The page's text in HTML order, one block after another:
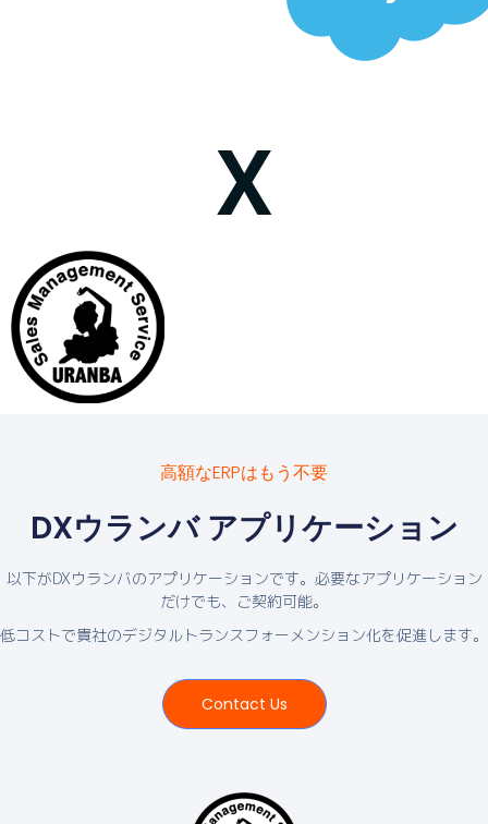
X
高額なERPはもう不要
DXウランバ アプリケーション
以下がDXウランバのアプリケーションです。必要なアプリケーション
だけでも、ご契約可能。
低コストで貴社のデジタルトランスフォーメンション化を促進します。
Contact Us